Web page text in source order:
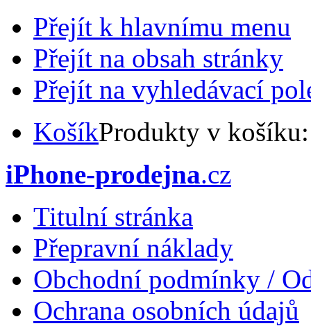
Přejít k hlavnímu menu
Přejít na obsah stránky
Přejít na vyhledávací
KošíkProdukty v
iPhone-prodejna.cz
Titulní stránka
Přepravní náklady
Obchodní podmínky /
Ochrana osobních údajů